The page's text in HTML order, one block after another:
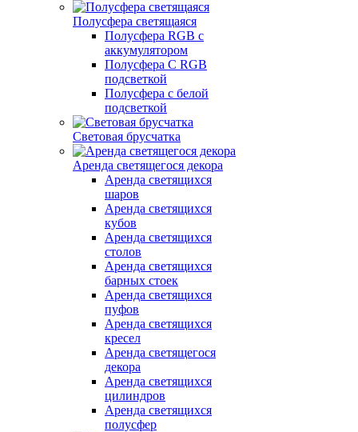
Полусфера светящаяся
Полусфера RGB с
аккумулятором
Полусфера С RGB
подсветкой
Полусфера с белой
подсветкой
Световая брусчатка
Аренда светящегося декора
Аренда светящихся
шаров
Аренда светящихся
кубов
Аренда светящихся
столов
Аренда светящихся
барных стоек
Аренда светящихся
пуфов
Аренда светящихся
кресел
Аренда светящегося
декора
Аренда светящихся
цилиндров
Аренда светящихся
полусфер